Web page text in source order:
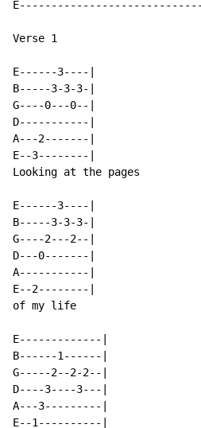
Verse 1
E------3----|
B-----3-3-3-|
G----0---0--|
D-----------|
A---2-------|
E--3--------|
Looking at the pages
E------3----|
B-----3-3-3-|
G----2---2--|
D---0-------|
A-----------|
E--2--------|
of my life
E-------------|
B------1------|
G-----2--2-2--|
D----3----3---|
A---3---------|
E--1----------|